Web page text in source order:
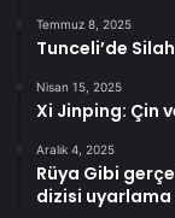
Temmuz 8, 2025
Tunceli’de
Nisan 15, 2025
Xi Jinping: Çin
Aralık 4, 2025
Rüya Gibi
dizisi uyarlama